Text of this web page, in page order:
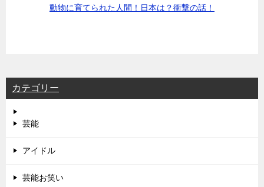
動物に育てられた人間！日本は？衝撃の話！
カテゴリー
芸能
アイドル
芸能お笑い